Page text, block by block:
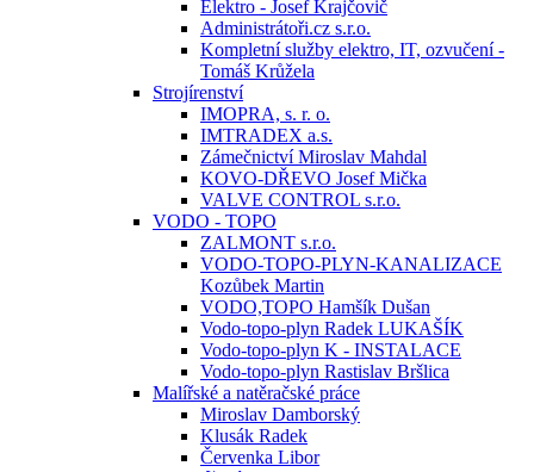
Elektro - Josef Krajčovič
Administrátoři.cz s.r.o.
Kompletní služby elektro, IT, ozvučení -
Tomáš Krůžela
Strojírenství
IMOPRA, s. r. o.
IMTRADEX a.s.
Zámečnictví Miroslav Mahdal
KOVO-DŘEVO Josef Mička
VALVE CONTROL s.r.o.
VODO - TOPO
ZALMONT s.r.o.
VODO-TOPO-PLYN-KANALIZACE
Kozůbek Martin
VODO,TOPO Hamšík Dušan
Vodo-topo-plyn Radek LUKAŠÍK
Vodo-topo-plyn K - INSTALACE
Vodo-topo-plyn Rastislav Bršlica
Malířské a natěračské práce
Miroslav Damborský
Klusák Radek
Červenka Libor